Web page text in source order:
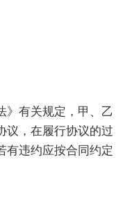
有关规定，甲、乙
议，在履行协议的过
有违约应按合同约定